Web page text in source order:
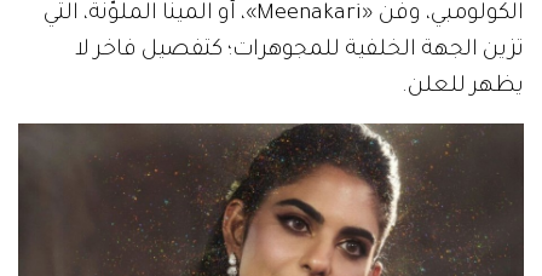
الكولومبي، وفن «Meenakari»، أو المينا الملوّنة، التي
تزين الجهة الخلفية للمجوهرات؛ كتفصيل فاخر لا
يظهر للعلن.